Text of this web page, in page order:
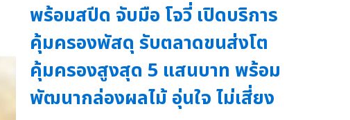
พร้อมสปีด จับมือ โจวี่ เปิดบริการ
คุ้มครองพัสดุ รับตลาดขนส่งโต
คุ้มครองสูงสุด 5 แสนบาท พร้อม
พัฒนากล่องผลไม้ อุ่นใจ ไม่เสี่ยง